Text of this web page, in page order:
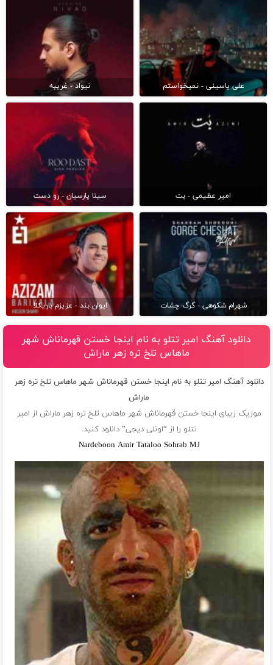
علی یاسینی - نمیخواستم نیواد - غریبه
امیر عظیمی - بت سینا پارسیان - رو دست
شهرام شکوهی - گرگ چشات ایوان بند - عزیزم باریکلا
دانلود آهنگ امیر تتلو به نام اینجا خستن قهرماناش شهر
ماهاس تلخ تره زهر ماراش
دانلود آهنگ امیر تتلو به نام اینجا خستن قهرماناش شهر ماهاس تلخ تره زهر
ماراش
موزیک زیبای اینجا خستن قهرماناش شهر ماهاس تلخ تره زهر ماراش از امیر
تتلو را از “اونلی دیجی” دانلود کنید.
Nardeboon Amir Tataloo Sohrab MJ